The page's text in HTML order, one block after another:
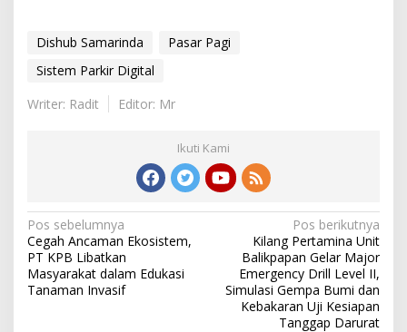
Dishub Samarinda
Pasar Pagi
Sistem Parkir Digital
Writer: Radit
Editor: Mr
Ikuti Kami
Navigasi
pos
Pos sebelumnya
Cegah Ancaman Ekosistem,
PT KPB Libatkan
Masyarakat dalam Edukasi
Tanaman Invasif
Pos berikutnya
Kilang Pertamina Unit
Balikpapan Gelar Major
Emergency Drill Level II,
Simulasi Gempa Bumi dan
Kebakaran Uji Kesiapan
Tanggap Darurat